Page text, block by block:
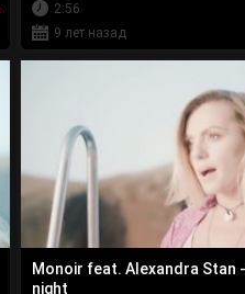
2:56
9 лет назад
Monoir feat. Alexandra Stan
night